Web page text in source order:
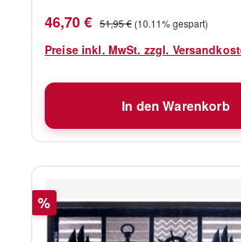
Verkaufspreis:
46,70 € Regulärer Preis:
51,95 € (10.11% gespart)
Preise inkl. MwSt. zzgl.
In den Warenkorb
Rabatt
%